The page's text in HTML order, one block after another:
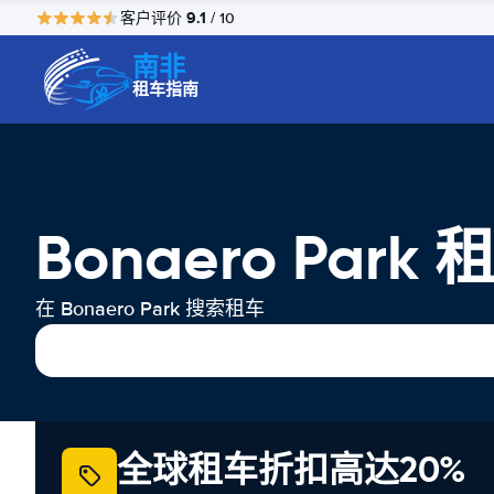
客户评价 9.1 / 10
南非
租车指南
Bonaero Park
在 Bonaero Park 搜索租车
全球租车折扣高达20%